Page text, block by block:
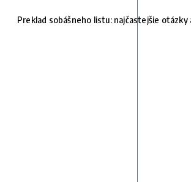
Preklad sobášneho listu: najčastejšie otázky